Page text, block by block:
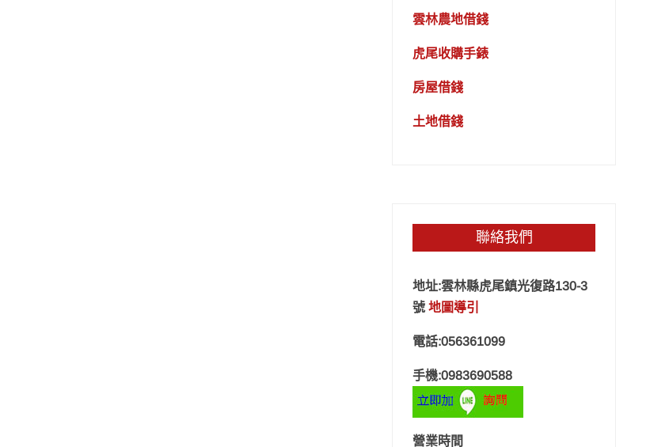
雲林農地借錢
虎尾收購手錶
房屋借錢
土地借錢
聯絡我們
地址:雲林縣虎尾鎮光復路130-3
號地圖導引
電話:056361099
手機:0983690588
營業時間